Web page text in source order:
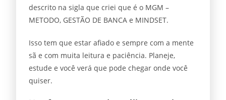
descrito na sigla que criei que é o MGM –
METODO, GESTÃO DE BANCA e MINDSET.
Isso tem que estar afiado e sempre com a mente
sã e com muita leitura e paciência. Planeje,
estude e você verá que pode chegar onde você
quiser.